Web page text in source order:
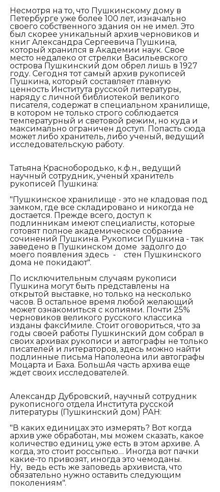
Несмотря на то, что Пушкинскому дому в
Петербурге уже более 100 лет, изначально
своего собственного здания он не имел. Это
был скорее уникальный архив черновиков и
книг Александра Сергеевича Пушкина,
который хранился в Академии наук. Свое
место недалеко от стрелки Васильевского
острова Пушкинский дом обрел лишь в 1927
году. Сегодня тот самый архив рукописей
Пушкина, который составляет главную
ценность Института русской литературы,
наряду с личной библиотекой великого
писателя, содержат в специальном хранилище,
в котором не только строго соблюдается
температурный и световой режим, но куда и
максимально ограничен доступ. Попасть сюда
может либо хранитель, либо ученый, ведущий
исследовательскую работу.
Татьяна Краснобородько, к.ф.н., ведущий
научный сотрудник, ученый хранитель
рукописей Пушкина:
"Пушкинское хранилище - это не кладовая под
замком, где все складировано и никогда не
достается. Прежде всего, доступ к
подлинникам имеют специалисты, которые
готовят полное академическое собрание
сочинений Пушкина. Рукописи Пушкина - так
заведено в Пушкинском доме задолго до
моего появления здесь - стен Пушкинского
дома не покидают".
По исключительным случаям рукописи
Пушкина могут быть представлены на
открытой выставке, но только на несколько
часов. В остальное время любой желающий
может ознакомиться с копиями. Почти 25%
черновиков великого русского классика
изданы факсИмиле. Стоит оговориться, что за
годы своей работы Пушкинский дом собрал в
своих архивах рукописи и автографы не только
писателей и литераторов, здесь можно найти
подлинные письма Наполеона или автографы
Моцарта и Баха. БольшАя часть архива еще
ждет своих исследователей.
Александр Дубровский, научный сотрудник
рукописного отдела Института русской
литературы (Пушкинский дом) РАН:
"В каких единицах это измерять? Вот когда
архив уже обработан, мы можем сказать, какое
количество единиц уже есть в этом архиве. А
когда, это стоит россыпью… Иногда вот пачки
какие-то привозят, иногда это чемоданы.
Ну, ведь есть же заповедь архивиста, что
обязательно нужно оставить следующим
поколениям".